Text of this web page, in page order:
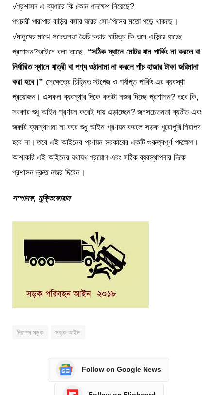
√প্রশাসন এ ব্যপারে কি কোন পদক্ষেপ নিয়েছে?
পথচারী পারাপার বাড়ির বসার ঘরের সো-পিসের মতো পড়ে থাকছে।
√মানুষের মাঝে সচেতনতা তৈরি করার দায়িত্ব কি তবে এড়িয়ে যাচ্ছে
প্রশাসন?আইনে বলা আছে, “সঠিক স্থানে মোটর যান পার্কিং না করলে বা
নির্ধারিত স্থানে যাত্রী বা পণ্য ওঠানামা না করলে পাঁচ হাজার টাকা জরিমানা
করা হবে।” সেক্ষেত্রে চিহ্নিত স্টপেজ ও পর্যাপ্ত পার্কিং এর ব্যবস্থা
প্রয়োজন। এসকল ব্যবস্থার দিকে কতটা নজর দিচ্ছে প্রশাসন? তবে কি,
সরকার শুধু আইন প্রণয়ন করেই দায় এড়াচ্ছেন? জনসচেতনতা ব্যতীত এবং
জরুরি ব্যবস্থাপনা না করে শুধু আইন প্রণয়ন করলে সড়ক পুরোপুরি নিরাপদ
হবে না। তবে এই আইনের প্রণয়ন সরকারের একটি গুরুত্বপূর্ণ পদক্ষেপ।
আশাকরি এই আইনের যথাযথ প্রয়োগ এবং সঠিক ব্যবস্থাপনার দিকে
প্রশাসন দ্রুত নজর দিবেন।
সম্পাদক, মুক্তিফোরাম
নিরাপদ সড়ক সড়ক আইন
Follow on Google News